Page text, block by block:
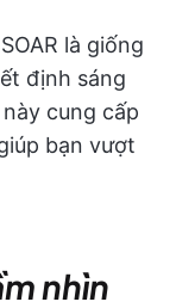
là giống
định sáng
cung cấp
bạn vượt
nhìn